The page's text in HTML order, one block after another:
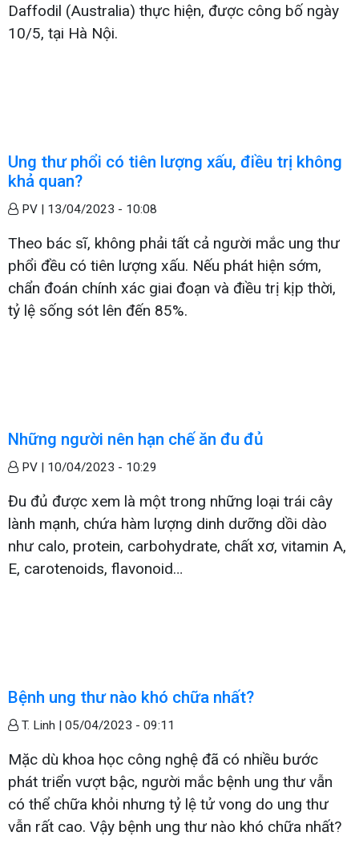
Daffodil (Australia) thực hiện, được công bố ngày
10/5, tại Hà Nội.
Ung thư phổi có tiên lượng xấu, điều trị không
khả quan?
PV | 13/04/2023 - 10:08
Theo bác sĩ, không phải tất cả người mắc ung thư
phổi đều có tiên lượng xấu. Nếu phát hiện sớm,
chẩn đoán chính xác giai đoạn và điều trị kịp thời,
tỷ lệ sống sót lên đến 85%.
Những người nên hạn chế ăn đu đủ
PV | 10/04/2023 - 10:29
Đu đủ được xem là một trong những loại trái cây
lành mạnh, chứa hàm lượng dinh dưỡng dồi dào
như calo, protein, carbohydrate, chất xơ, vitamin A,
E, carotenoids, flavonoid…
Bệnh ung thư nào khó chữa nhất?
T. Linh | 05/04/2023 - 09:11
Mặc dù khoa học công nghệ đã có nhiều bước
phát triển vượt bậc, người mắc bệnh ung thư vẫn
có thể chữa khỏi nhưng tỷ lệ tử vong do ung thư
vẫn rất cao. Vậy bệnh ung thư nào khó chữa nhất?